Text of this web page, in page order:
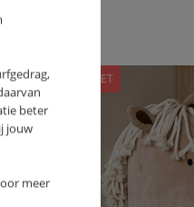
beter
jouw
meer
OUTLET